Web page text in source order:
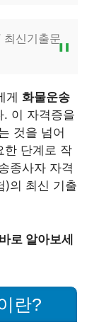
신기출문
게 화물운송
. 이 자격증을
것을 넘어
한 단계로 작
종사자 자격
)의 최신 기출
로 알아보세
란?